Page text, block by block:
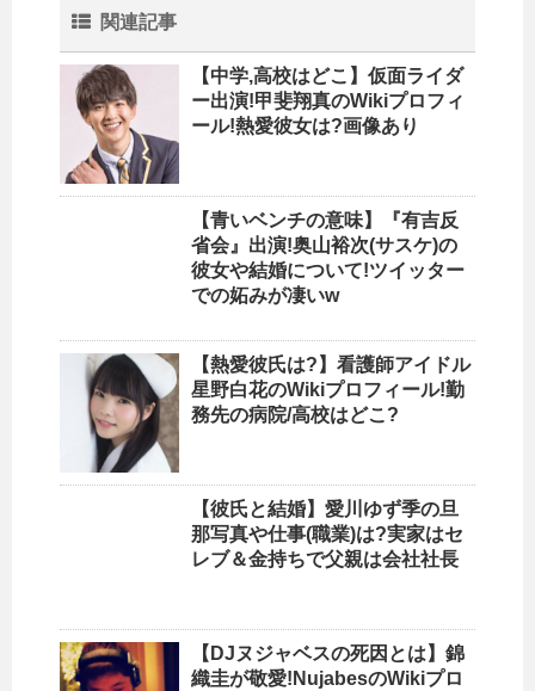
関連記事
【中学,高校はどこ】仮面ライダ
ー出演!甲斐翔真のWikiプロフィ
ール!熱愛彼女は?画像あり
【青いベンチの意味】『有吉反
省会』出演!奥山裕次(サスケ)の
彼女や結婚について!ツイッター
での妬みが凄いw
【熱愛彼氏は?】看護師アイドル
星野白花のWikiプロフィール!勤
務先の病院/高校はどこ?
【彼氏と結婚】愛川ゆず季の旦
那写真や仕事(職業)は?実家はセ
レブ＆金持ちで父親は会社社長
【DJヌジャベスの死因とは】錦
織圭が敬愛!NujabesのWikiプロ